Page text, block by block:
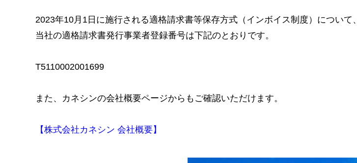
2023年10月1日に施行される適格請求書等保存方式（インボイス制度）について、
当社の適格請求書発行事業者登録番号は下記のとおりです。
T5110002001699
また、カネシンの会社概要ページからもご確認いただけます。
【株式会社カネシン 会社概要】